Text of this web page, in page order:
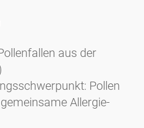
aus der
Pollen
Allergie-